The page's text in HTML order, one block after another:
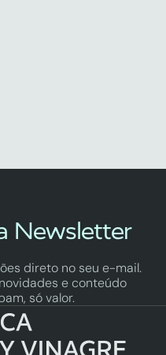
Newsletter
direto no seu e-mail.
e conteúdo
só valor.